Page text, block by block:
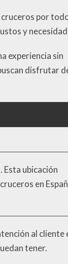
por
y
experiencia sin
disfrutar
Esta ubicación
en
al cliente
tener.